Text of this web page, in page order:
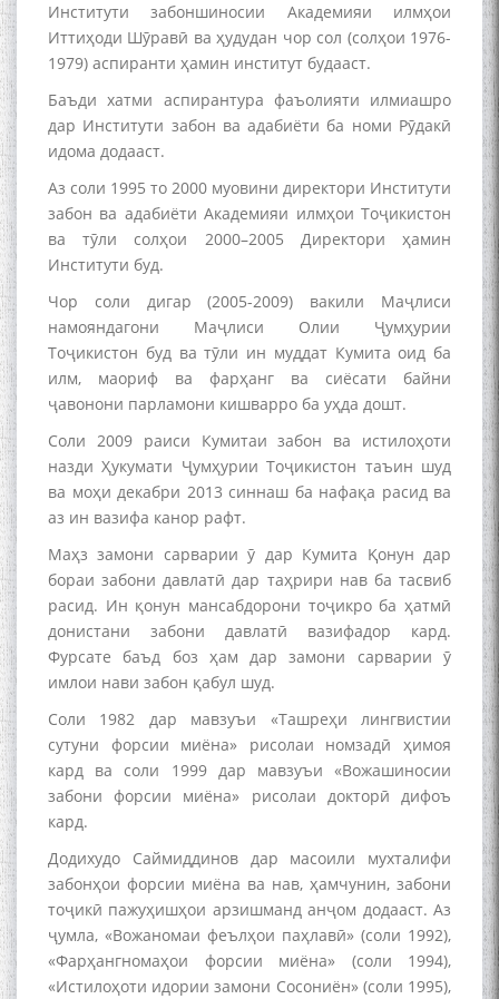
Институти забоншиносии Академияи илмҳои
Иттиҳоди Шӯравӣ ва ҳудудан чор сол (солҳои 1976-
1979) аспиранти ҳамин институт будааст.
Баъди хатми аспирантура фаъолияти илмиашро
дар Институти забон ва адабиёти ба номи Рӯдакӣ
идома додааст.
Аз соли 1995 то 2000 муовини директори Институти
забон ва адабиёти Академияи илмҳои Тоҷикистон
ва тӯли солҳои 2000–2005 Директори ҳамин
Институти буд.
Чор соли дигар (2005-2009) вакили Маҷлиси
намояндагони Маҷлиси Олии Ҷумҳурии
Тоҷикистон буд ва тӯли ин муддат Кумита оид ба
илм, маориф ва фарҳанг ва сиёсати байни
ҷавонони парламони кишварро ба уҳда дошт.
Соли 2009 раиси Кумитаи забон ва истилоҳоти
назди Ҳукумати Ҷумҳурии Тоҷикистон таъин шуд
ва моҳи декабри 2013 синнаш ба нафақа расид ва
аз ин вазифа канор рафт.
Маҳз замони сарварии ӯ дар Кумита Қонун дар
бораи забони давлатӣ дар таҳрири нав ба тасвиб
расид. Ин қонун мансабдорони тоҷикро ба ҳатмӣ
донистани забони давлатӣ вазифадор кард.
Фурсате баъд боз ҳам дар замони сарварии ӯ
имлои нави забон қабул шуд.
Соли 1982 дар мавзуъи «Ташреҳи лингвистии
сутуни форсии миёна» рисолаи номзадӣ ҳимоя
кард ва соли 1999 дар мавзуъи «Вожашиносии
забони форсии миёна» рисолаи докторӣ дифоъ
кард.
Додихудо Саймиддинов дар масоили мухталифи
забонҳои форсии миёна ва нав, ҳамчунин, забони
тоҷикӣ пажуҳишҳои арзишманд анҷом додааст. Аз
ҷумла, «Вожаномаи феълҳои паҳлавӣ» (соли 1992),
«Фарҳангномаҳои форсии миёна» (соли 1994),
«Истилоҳоти идории замони Сосониён» (соли 1995),
БА МУНОСИБАТИ
БУЗУРГДОШТИ РӮЗИ РӮДАКӢ
Дар Академияи миллии
илмҳои Тоҷикистон бахшида
ба 100-солагии мунаққиду
адабиётшинос Соҳиб
Табаров ҳамоиши илмӣ-
назариявӣ баргузор гардид.